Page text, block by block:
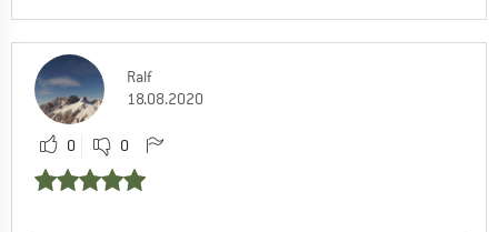
Ralf
18.08.2020
0 0